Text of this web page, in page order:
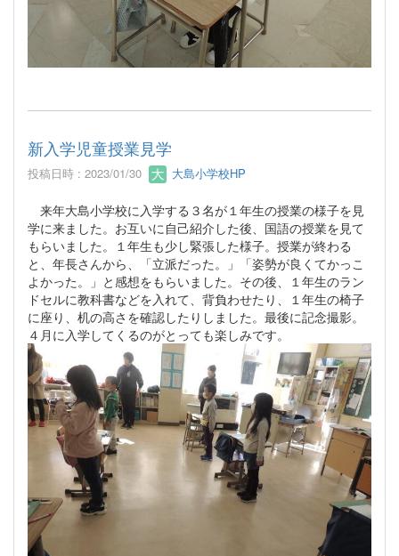
新入学児童授業見学
投稿日時 : 2023/01/30 大島小学校HP
来年大島小学校に入学する３名が１年生の授業の様子を見
学に来ました。お互いに自己紹介した後、国語の授業を見て
もらいました。１年生も少し緊張した様子。授業が終わる
と、年長さんから、「立派だった。」「姿勢が良くてかっこ
よかった。」と感想をもらいました。その後、１年生のラン
ドセルに教科書などを入れて、背負わせたり、１年生の椅子
に座り、机の高さを確認したりしました。最後に記念撮影。
４月に入学してくるのがとっても楽しみです。